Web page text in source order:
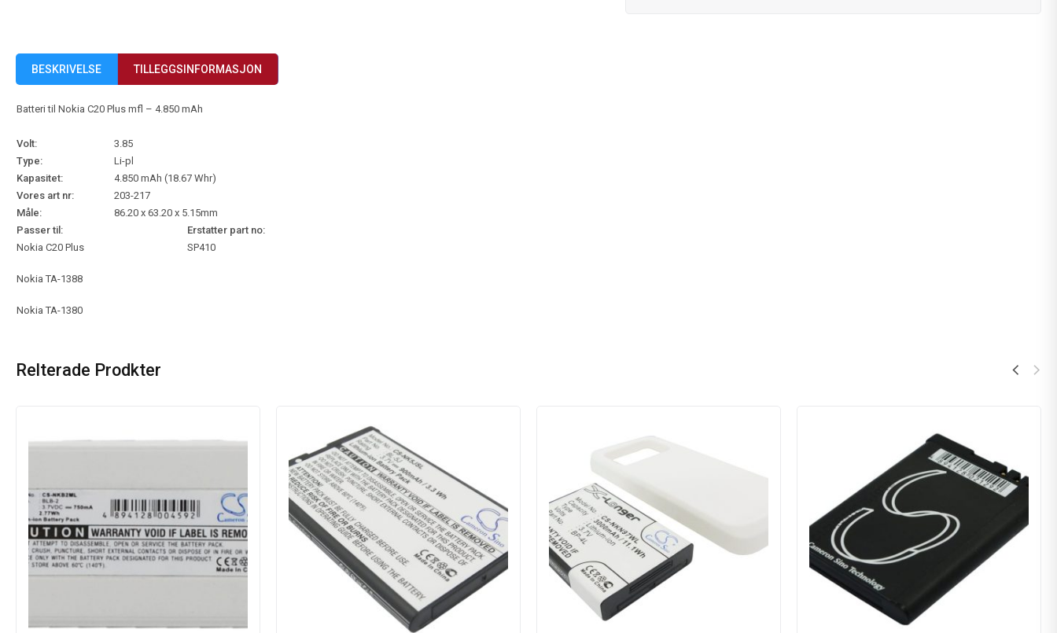
BESKRIVELSE TILLEGGSINFORMASJON
Batteri til Nokia C20 Plus mfl – 4.850 mAh
Volt:
3.85
Type:
Li-pl
Kapasitet:
4.850 mAh (18.67 Whr)
Vores art nr:
203-217
Måle:
86.20 x 63.20 x 5.15mm
Passer til:
Erstatter part no:
Nokia C20 Plus
Nokia TA-1388
Nokia TA-1380
SP410
Relterade Prodkter